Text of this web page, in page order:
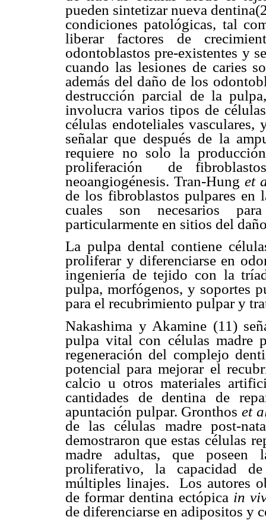
pueden sintetizar nueva
condiciones patológicas, tal
liberar factores de
odontoblastos pre-existentes y
cuando las lesiones de caries
además del daño de los
destrucción parcial de la
involucra varios tipos de
células endoteliales vasculares,
señalar que después de la
requiere no solo la
proliferación de
neoangiogénesis. Tran-Hunget
de los fibroblastos pulpares en
cuales son necesarios
particularmente en sitios del
La pulpa dental contiene
proliferar y diferenciarse en
ingeniería de tejido con la
pulpa, morfógenos, y soportes
para el recubrimiento pulpar y
Nakashima y Akamine (11)
pulpa vital con células madre
regeneración del complejo
potencial para mejorar el
calcio u otros materiales
cantidades de dentina de
apuntación pulpar. Gronthos et
de las células madre post-
demostraron que estas células
madre adultas, que poseen
proliferativo, la capacidad
múltiples linajes. Los autores
de formar dentina ectópica in
de diferenciarse en adipositos y